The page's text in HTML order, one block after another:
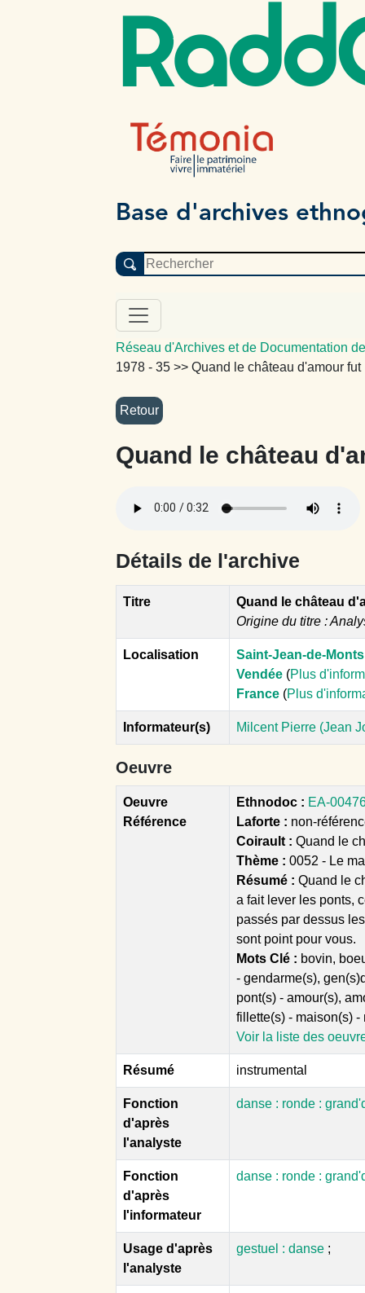
Base d'archives
Réseau d'Archives et de Documentation
1978 - 35 >> Quand le château d'amour fut
Quand le château
Détails de l'archive
Titre
Quand le château
Origine du titre :
Localisation
Saint-Jean-de-Monts
Vendée (Plus
France (Plus
Informateur(s) Milcent Pierre (Jean
Oeuvre
Oeuvre
Référence
Ethnodoc : EA-
Laforte : non-
Coirault : Quand le
Thème : 0052 - Le
Résumé : Quand le
a fait lever les ponts,
passés par dessus
sont point pour vous.
Mots Clé : bovin,
- gendarme(s),
pont(s) - amour(s),
fillette(s) - maison(s)
Voir la liste des
Résumé instrumental
Fonction
d'après
l'analyste
danse : ronde :
Fonction
d'après
l'informateur
danse : ronde :
Usage d'après
l'analyste
gestuel : danse ;